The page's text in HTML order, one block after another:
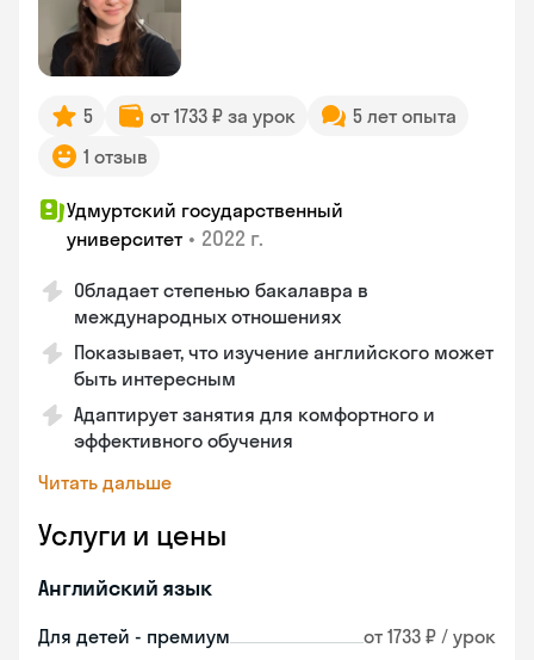
5 от 1733 ₽ за урок
5 лет опыта
1 отзыв
Удмуртский государственный
университет • 2022 г.
Обладает степенью бакалавра в
международных отношениях
Показывает, что изучение английского может
быть интересным
Адаптирует занятия для комфортного и
эффективного обучения
Читать дальше
Услуги и цены
Английский язык
Для детей - премиум от 1733 ₽ / урок